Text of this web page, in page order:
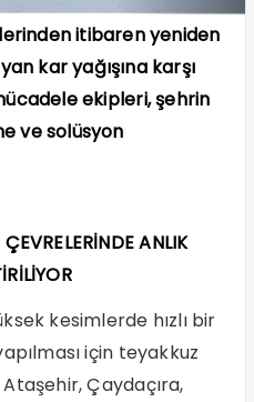
itibaren yeniden
kar yağışına karşı
ekipleri, şehrin
ve solüsyon
ANLIK
kesimlerde hızlı bir
için teyakkuz
Çaydaçıra,